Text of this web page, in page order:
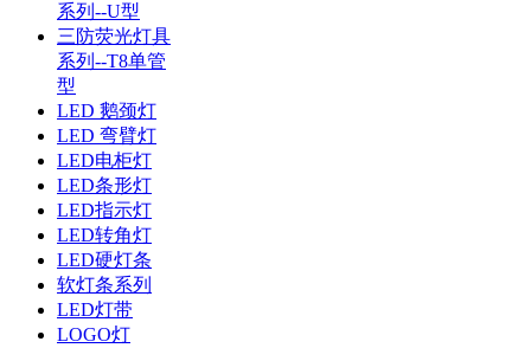
系列--U型
三防荧光灯具
系列--T8单管
型
LED 鹅颈灯
LED 弯臂灯
LED电柜灯
LED条形灯
LED指示灯
LED转角灯
LED硬灯条
软灯条系列
LED灯带
LOGO灯